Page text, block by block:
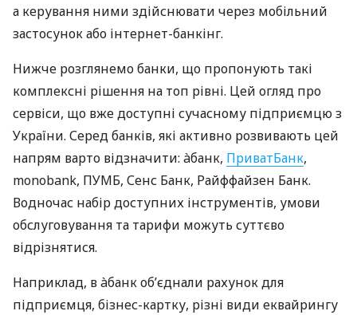
а керування ними здійснювати через мобільний
застосунок або інтернет-банкінг.
Нижче розглянемо банки, що пропонують такі
комплексні рішення на топ рівні. Цей огляд про
сервіси, що вже доступні сучасному підприємцю з
України. Серед банків, які активно розвивають цей
напрям варто відзначити: àбанк, ПриватБанк,
monobank, ПУМБ, Сенс Банк, Райффайзен Банк.
Водночас набір доступних інструментів, умови
обслуговування та тарифи можуть суттєво
відрізнятися.
Наприклад, в àбанк об’єднали рахунок для
підприємця, бізнес-картку, різні види еквайрингу